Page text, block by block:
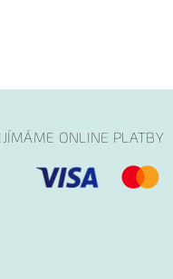
ONLINE PLATBY